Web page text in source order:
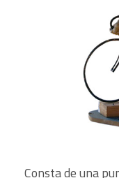
Consta de una